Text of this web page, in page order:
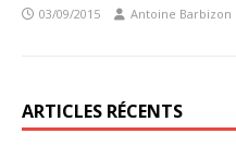
03/09/2015 Antoine Barbizon
ARTICLES RÉCENTS